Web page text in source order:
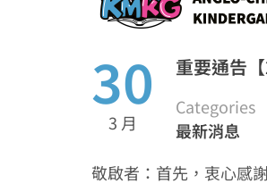
30
3 月
重要通告
Categories
最新消息
敬啟者：首先，衷心感